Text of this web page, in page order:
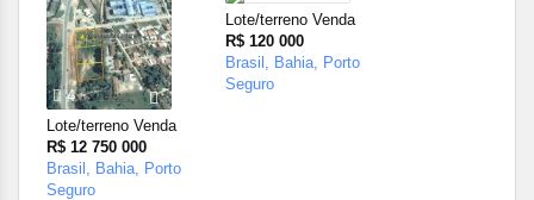
4
Lote/terreno Venda
R$ 12 750 000
Brasil, Bahia, Porto
Seguro
Lote/terreno Venda
R$ 120 000
Brasil, Bahia, Porto
Seguro